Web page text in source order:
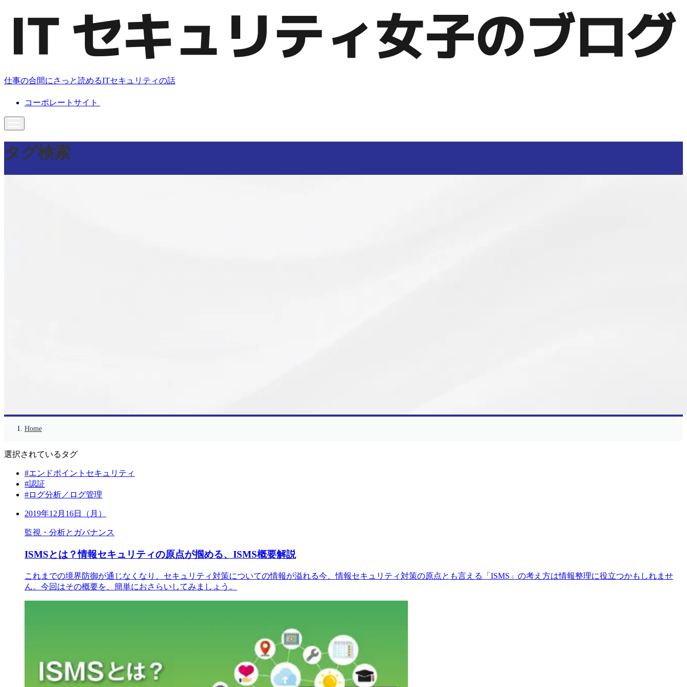
仕事の合間にさっと読めるITセキュリティの話
コーポレートサイト
タグ検索
Home
選択されているタグ
#エンドポイントセキュリティ
#認証
#ログ分析／ログ管理
2019年12月16日（月）
監視・分析とガバナンス
ISMSとは？情報セキュリティの原点が掴める、ISMS概要解説
これまでの境界防御が通じなくなり、セキュリティ対策についての情報が溢れる今、情報セキュリティ対策の原点とも言える「ISMS」の考え方は情報整理に役立つかもしれませ
ん。今回はその概要を、簡単におさらいしてみましょう。